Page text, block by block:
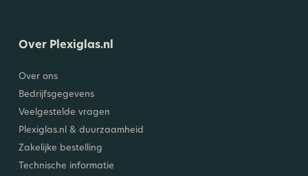
Over Plexiglas.nl
Over ons
Bedrijfsgegevens
Veelgestelde vragen
Plexiglas.nl & duurzaamheid
Zakelijke bestelling
Technische informatie